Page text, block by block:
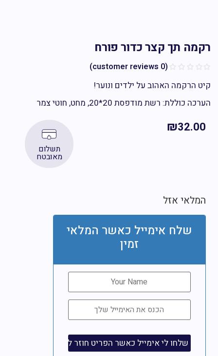
תך קצר כדור פורח
הרקמה האהוב על ילדים ונוער!
כוללת: רשת מודפסת 20*20, מחט, חוטי צמר
₪
תשלום
מאובטח
אזל
שלח אימייל כאשר המלאי
זמין